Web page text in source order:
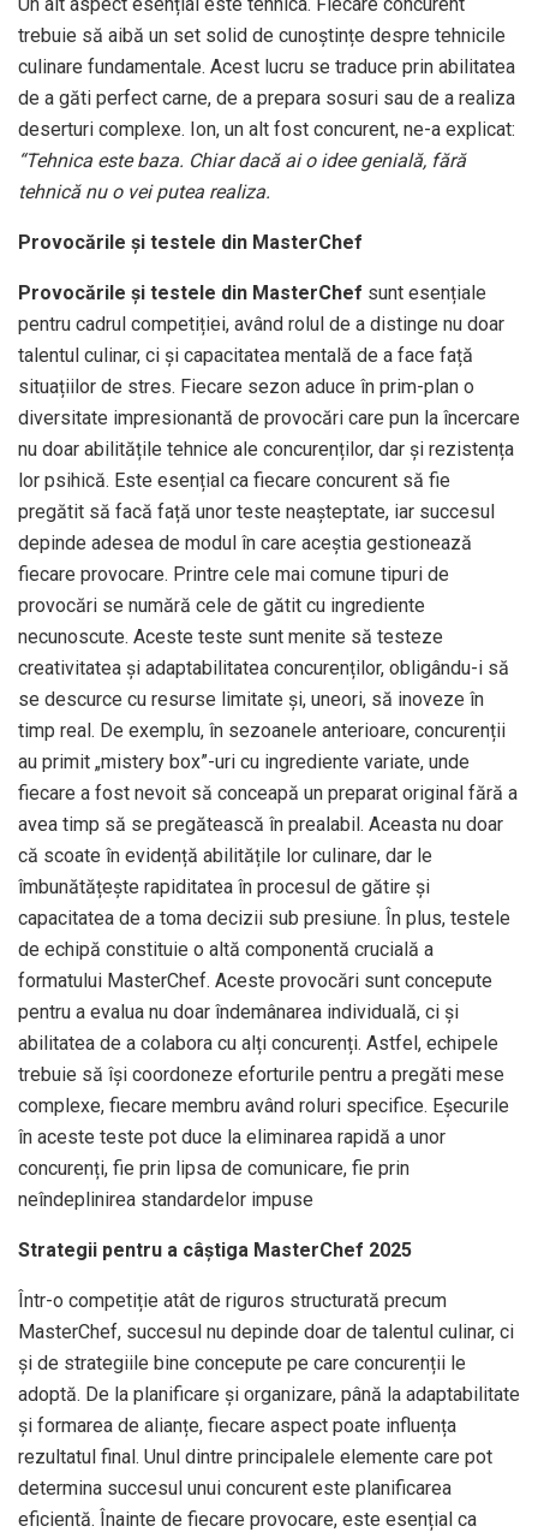
trebuie să aibă un set solid de cunoștințe despre tehnicile
culinare fundamentale. Acest lucru se traduce prin abilitatea
de a găti perfect carne, de a prepara sosuri sau de a realiza
deserturi complexe. Ion, un alt fost concurent, ne-a explicat:
“Tehnica este baza. Chiar dacă ai o idee genială, fără
tehnică nu o vei putea realiza.
Provocările și testele din MasterChef
Provocările și testele din MasterChef sunt esențiale
pentru cadrul competiției, având rolul de a distinge nu doar
talentul culinar, ci și capacitatea mentală de a face față
situațiilor de stres. Fiecare sezon aduce în prim-plan o
diversitate impresionantă de provocări care pun la încercare
nu doar abilitățile tehnice ale concurenților, dar și rezistența
lor psihică. Este esențial ca fiecare concurent să fie
pregătit să facă față unor teste neașteptate, iar succesul
depinde adesea de modul în care aceștia gestionează
fiecare provocare. Printre cele mai comune tipuri de
provocări se numără cele de gătit cu ingrediente
necunoscute. Aceste teste sunt menite să testeze
creativitatea și adaptabilitatea concurenților, obligându-i să
se descurce cu resurse limitate și, uneori, să inoveze în
timp real. De exemplu, în sezoanele anterioare, concurenții
au primit „mistery box”-uri cu ingrediente variate, unde
fiecare a fost nevoit să conceapă un preparat original fără a
avea timp să se pregătească în prealabil. Aceasta nu doar
că scoate în evidență abilitățile lor culinare, dar le
îmbunătățește rapiditatea în procesul de gătire și
capacitatea de a toma decizii sub presiune. În plus, testele
de echipă constituie o altă componentă crucială a
formatului MasterChef. Aceste provocări sunt concepute
pentru a evalua nu doar îndemânarea individuală, ci și
abilitatea de a colabora cu alți concurenți. Astfel, echipele
trebuie să își coordoneze eforturile pentru a pregăti mese
complexe, fiecare membru având roluri specifice. Eșecurile
în aceste teste pot duce la eliminarea rapidă a unor
concurenți, fie prin lipsa de comunicare, fie prin
neîndeplinirea standardelor impuse
Strategii pentru a câștiga MasterChef 2025
Într-o competiție atât de riguros structurată precum
MasterChef, succesul nu depinde doar de talentul culinar, ci
și de strategiile bine concepute pe care concurenții le
adoptă. De la planificare și organizare, până la adaptabilitate
și formarea de alianțe, fiecare aspect poate influența
rezultatul final. Unul dintre principalele elemente care pot
determina succesul unui concurent este planificarea
eficientă. Înainte de fiecare provocare, este esențial ca